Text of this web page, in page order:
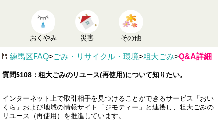
おくやみ 災害 その他
練馬区FAQ>ごみ・リサイクル・環境>粗大ごみ>Q&A詳細
質問5108：粗大ごみのリユース(再使用)について知りたい。
インターネット上で取引相手を見つけることができるサービス「おい
くら」および地域の情報サイト「ジモティー」と連携し、粗大ごみの
リユース（再使用）を推進しています。